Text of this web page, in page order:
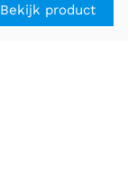
Bekijk product